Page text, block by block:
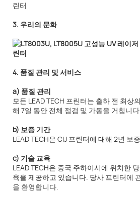
3. 우리의 문화
4. 품질 관리 및 서비스
a) 품질 관리
모든 LEAD TECH 프린터는 출하 전 최상
해 7일 동안 전체 점검 및 가동을 거칩니
b) 보증 기간
LEAD TECH은 CIJ 프린터에 대해 2년 보
c) 기술 교육
LEAD TECH은 중국 주하이시에 위치한
육을 제공하고 있습니다. 당사 프린터에
을 환영합니다.